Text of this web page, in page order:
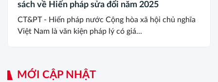
sách về Hiến pháp sửa đổi năm 2025
CT&PT - Hiến pháp nước Cộng hòa xã hội chủ nghĩa
Việt Nam là văn kiện pháp lý có giá...
MỚI CẬP NHẬT